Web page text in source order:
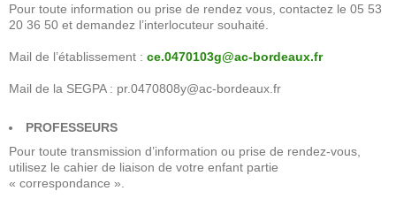
Pour toute information ou prise de rendez vous, contactez le 05 53
20 36 50 et demandez l’interlocuteur souhaité.
Mail de l’établissement : ce.0470103g@ac-bordeaux.fr
Mail de la SEGPA : pr.0470808y@ac-bordeaux.fr
PROFESSEURS
Pour toute transmission d’information ou prise de rendez-vous,
utilisez le cahier de liaison de votre enfant partie
« correspondance ».